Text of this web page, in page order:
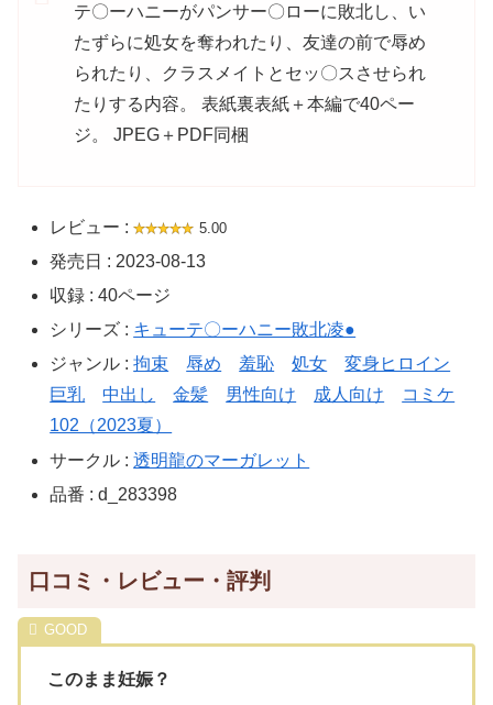
テ〇ーハニーがパンサー〇ローに敗北し、い
たずらに処女を奪われたり、友達の前で辱め
られたり、クラスメイトとセッ〇スさせられ
たりする内容。 表紙裏表紙＋本編で40ペー
ジ。 JPEG＋PDF同梱
レビュー : 5.00
発売日 : 2023-08-13
収録 : 40ページ
シリーズ : キューテ〇ーハニー敗北凌●
ジャンル :拘束 辱め 羞恥 処女
変身ヒロイン
巨乳
中出し 金髪 男性向け 成人向け
コミケ
102（2023夏）
サークル :透明龍のマーガレット
品番 : d_283398
口コミ・レビュー・評判
このまま妊娠？